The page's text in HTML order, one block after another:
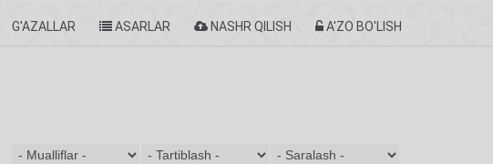
G'AZALLAR ASARLAR NASHR QILISH A'ZO BO'LISH